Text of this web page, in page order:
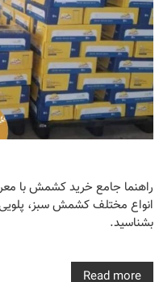
راهنما جامع خرید کشمش با
انواع مختلف کشمش سبز، پلویی،
بشناسید.
Read more